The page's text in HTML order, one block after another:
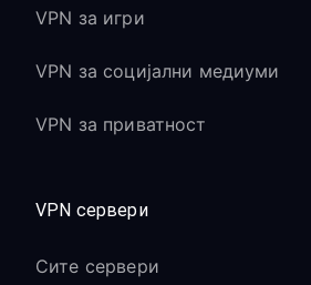
VPN за игри
VPN за социјални медиуми
VPN за приватност
VPN сервери
Сите сервери